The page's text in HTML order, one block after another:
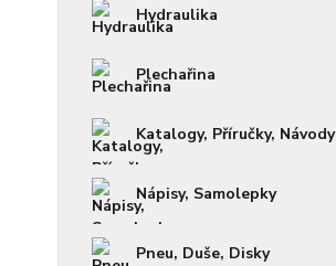
Hydraulika
Plechařina
Katalogy, Příručky, Návody
Nápisy, Samolepky
Pneu, Duše, Disky